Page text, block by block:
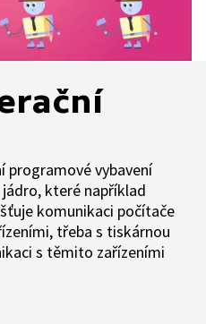
programové vybavení
které například
komunikaci počítače
třeba s tiskárnou
s těmito zařízeními